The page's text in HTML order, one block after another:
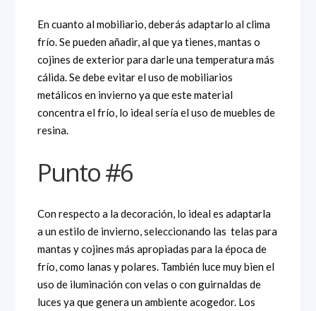
En cuanto al mobiliario, deberás adaptarlo al clima
frío. Se pueden añadir, al que ya tienes, mantas o
cojines de exterior para darle una temperatura más
cálida. Se debe evitar el uso de mobiliarios
metálicos en invierno ya que este material
concentra el frío, lo ideal sería el uso de muebles de
resina.
Punto #6
Con respecto a la decoración, lo ideal es adaptarla
a un estilo de invierno, seleccionando las telas para
mantas y cojines más apropiadas para la época de
frío, como lanas y polares. También luce muy bien el
uso de iluminación con velas o con guirnaldas de
luces ya que genera un ambiente acogedor. Los